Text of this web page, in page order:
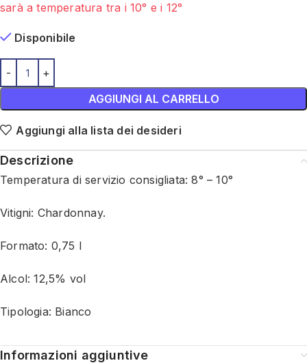
sarà a temperatura tra i 10° e i 12°
Disponibile
AGGIUNGI AL CARRELLO
Aggiungi alla lista dei desideri
Descrizione
Temperatura di servizio consigliata: 8° – 10°
Vitigni: Chardonnay.
Formato: 0,75 l
Alcol: 12,5% vol
Tipologia: Bianco
Informazioni aggiuntive